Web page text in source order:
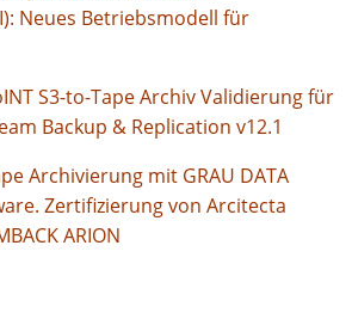
Neues Betriebsmodell für
S3-to-Tape Archiv Validierung für
Backup & Replication v12.1
Archivierung mit GRAU DATA
Zertifizierung von Arcitecta
ARION